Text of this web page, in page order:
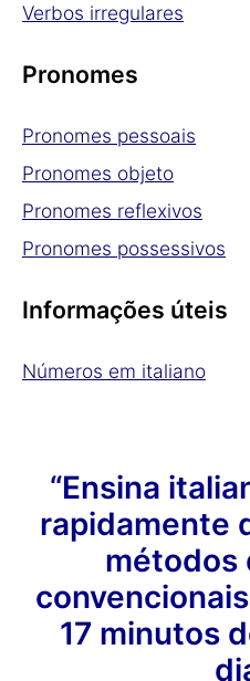
Verbos irregulares
Pronomes
Pronomes pessoais
Pronomes objeto
Pronomes reflexivos
Pronomes possessivos
Informações úteis
Números em italiano
“Ensina
rapidamente
métodos
17 minutos